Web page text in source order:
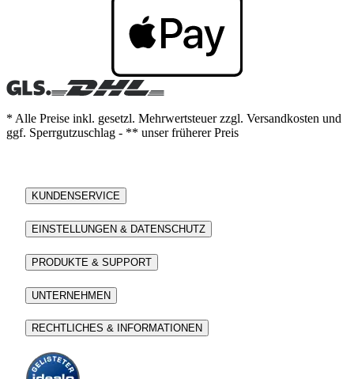
* Alle Preise inkl. gesetzl. Mehrwertsteuer zzgl. Versandkosten und
ggf. Sperrgutzuschlag - ** unser früherer Preis
KUNDENSERVICE
EINSTELLUNGEN & DATENSCHUTZ
PRODUKTE & SUPPORT
UNTERNEHMEN
RECHTLICHES & INFORMATIONEN